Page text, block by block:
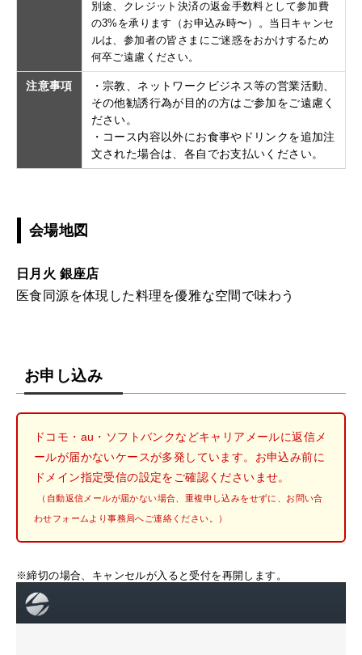
別途、クレジット決済の返金手数料として参加費
の3%を承ります（お申込み時〜）。当日キャンセ
ルは、参加者の皆さまにご迷惑をおかけするため
何卒ご遠慮ください。
注意事項
・宗教、ネットワークビジネス等の営業活動、
その他勧誘行為が目的の方はご参加をご遠慮く
ださい。
・コース内容以外にお食事やドリンクを追加注
文された場合は、各自でお支払いください。
会場地図
日月火 銀座店
医食同源を体現した料理を優雅な空間で味わう
お申し込み
ドコモ・au・ソフトバンクなどキャリアメールに返信メ
ールが届かないケースが多発しています。お申込み前に
ドメイン指定受信の設定をご確認くださいませ。
（自動返信メールが届かない場合、重複申し込みをせずに、お問い合
わせフォームより事務局へご連絡ください。）
※締切の場合、キャンセルが入ると受付を再開します。